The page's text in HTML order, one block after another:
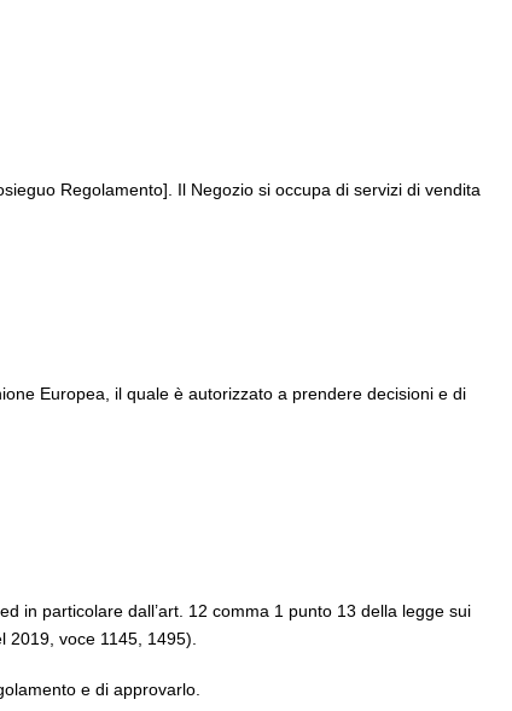
Regolamento]. Il Negozio si occupa di servizi di vendita
Europea, il quale è autorizzato a prendere decisioni e di
in particolare dall’art. 12 comma 1 punto 13 della legge sui
2019, voce 1145, 1495).
e di approvarlo.